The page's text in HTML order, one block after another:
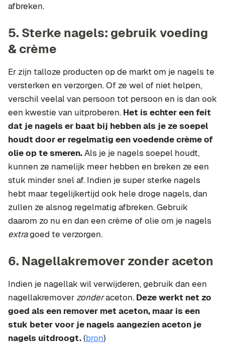
afbreken.
5. Sterke nagels: gebruik voeding
& crème
Er zijn talloze producten op de markt om je nagels te
versterken en verzorgen. Of ze wel of niet helpen,
verschil veelal van persoon tot persoon en is dan ook
een kwestie van uitproberen. Het is echter een feit
dat je nagels er baat bij hebben als je ze soepel
houdt door er regelmatig een voedende crème of
olie op te smeren.Als je je nagels soepel houdt,
kunnen ze namelijk meer hebben en breken ze een
stuk minder snel af. Indien je super sterke nagels
hebt maar tegelijkertijd ook hele droge nagels, dan
zullen ze alsnog regelmatig afbreken. Gebruik
daarom zo nu en dan een crème of olie om je nagels
extragoed te verzorgen.
6. Nagellakremover zonder aceton
Indien je nagellak wil verwijderen, gebruik dan een
nagellakremover zonderaceton. Deze werkt net zo
goed als een remover met aceton, maar is een
stuk beter voor je nagels aangezien aceton je
nagels uitdroogt.(bron)